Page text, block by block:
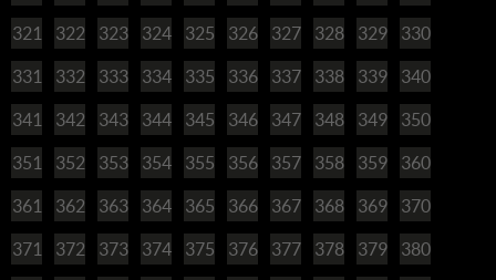
321 322 323 324 325 326 327 328 329 330
331 332 333 334 335 336 337 338 339 340
341 342 343 344 345 346 347 348 349 350
351 352 353 354 355 356 357 358 359 360
361 362 363 364 365 366 367 368 369 370
371 372 373 374 375 376 377 378 379 380